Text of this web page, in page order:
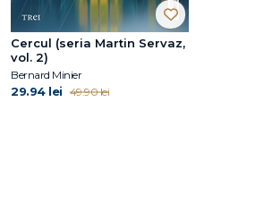
Cercul (seria Martin Servaz,
vol. 2)
Bernard Minier
29.94 lei 49.90 lei